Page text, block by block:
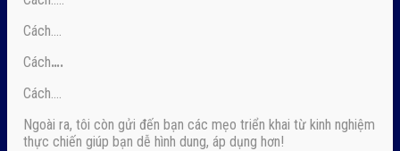
Cách….
Cách….
Cách….
Ngoài ra, tôi còn gửi đến bạn các mẹo triển khai từ kinh nghiệm
thực chiến giúp bạn dễ hình dung, áp dụng hơn!